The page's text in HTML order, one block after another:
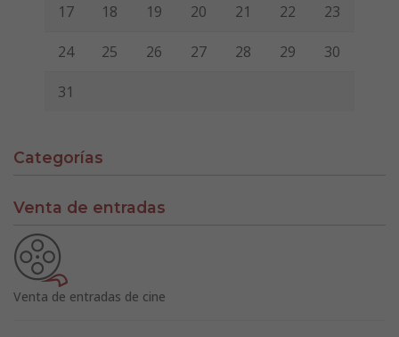
17 18 19 20 21 22 23
24 25 26 27 28 29 30
31
Categorías
Venta de entradas
Venta de entradas de cine